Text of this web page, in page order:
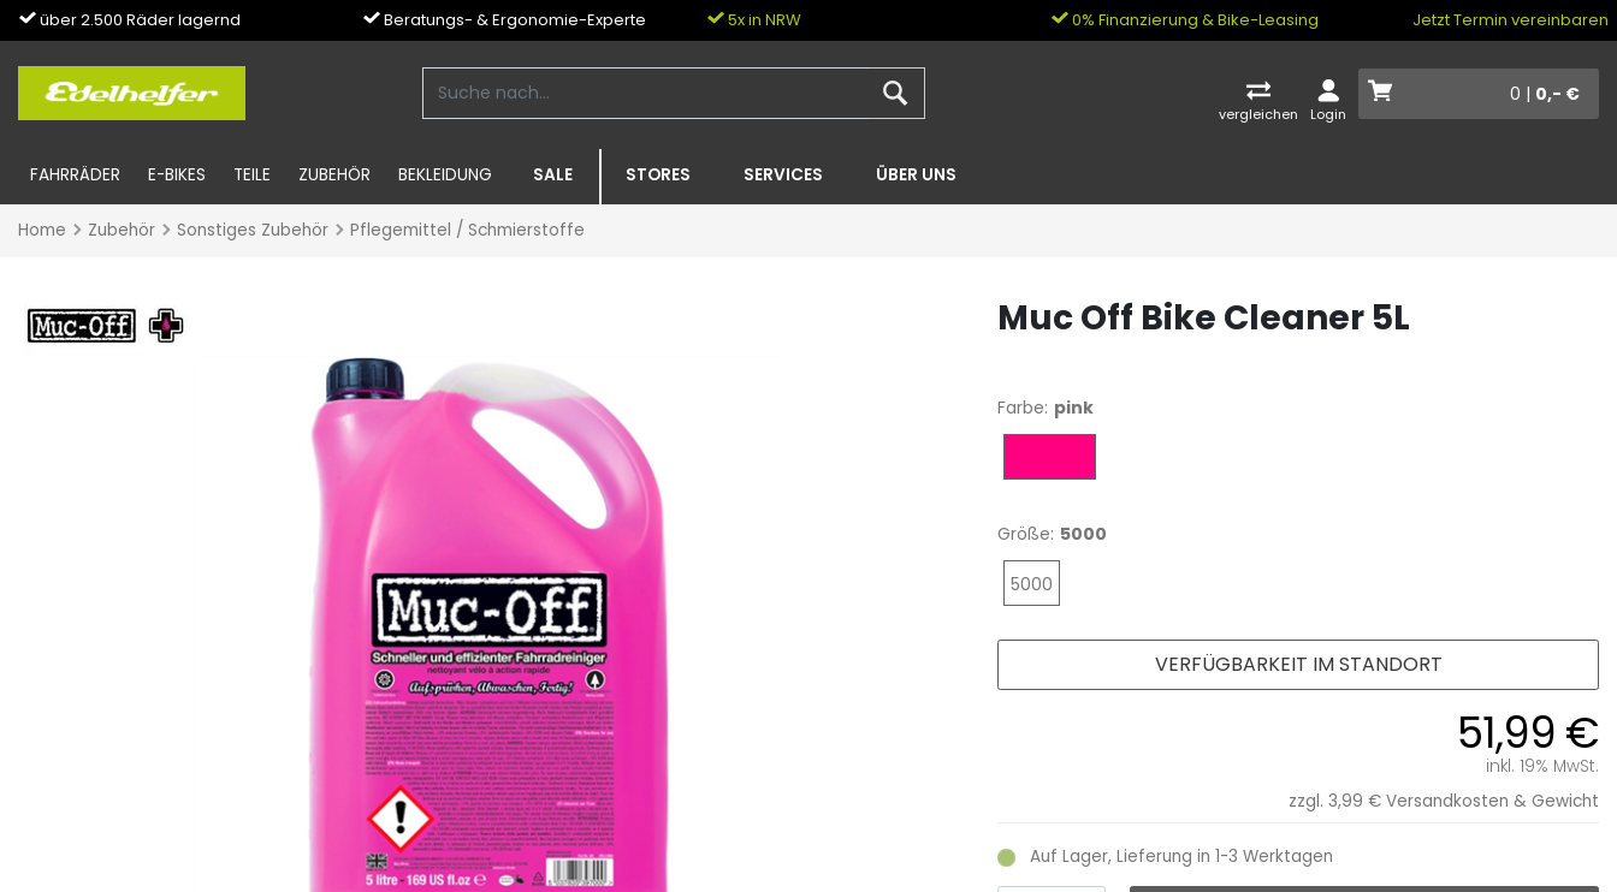
über 2.500 Räder lagernd Beratungs- & Ergonomie-Experte 5x in NRW 0% Finanzierung & Bike-Leasing Jetzt Termin vereinbaren
vergleichen Login
0 | 0,- €
FAHRRÄDER E-BIKES TEILE ZUBEHÖR BEKLEIDUNG SALE STORES SERVICES ÜBER UNS
Home Zubehör Sonstiges Zubehör Pflegemittel / Schmierstoffe
Muc Off Bike Cleaner 5L
Farbe: pink
Größe: 5000
5000
51,99 €
inkl. 19% MwSt.
zzgl. 3,99 € Versandkosten & Gewicht
Auf Lager, Lieferung in 1-3 Werktagen
VERFÜGBARKEIT IM STANDORT